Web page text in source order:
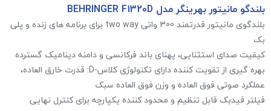
بلندگو مانیتور بهرینگر مدل BEHRINGER F1320D
بلندگوی مانیتور قدرتمند 300 واتی two way برای برنامه های زنده و پلی
بک
کیفیت صدای استثنایی، پهنای باند فرکانسی و دامنه دینامیک گسترده
بهره گیری از تقویت کننده دارای تکنولوژی کلاس-D: قدرت خارق العاده،
عملکرد صوتی فوق العاده و وزن فوق العاده سبک
فیلتر فیدبک قابل تنظیم و محدود کننده یکپارچه برای کنترل نهایی